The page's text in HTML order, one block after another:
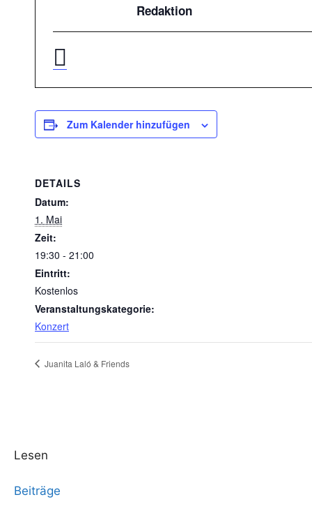
Redaktion
Zum Kalender hinzufügen
DETAILS
Datum:
1. Mai
Zeit:
19:30 - 21:00
Eintritt:
Kostenlos
Veranstaltungskategorie:
Konzert
Juanita Laló & Friends
Lesen
Beiträge